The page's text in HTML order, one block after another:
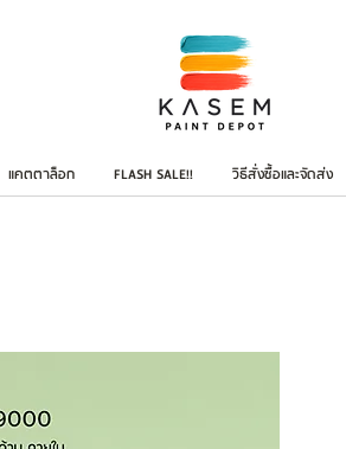
แคตตาล็อก FLASH SALE!! วิธีสั่งซื้อและจัดส่ง